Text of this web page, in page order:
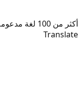
Translate